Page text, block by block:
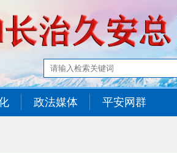
政法媒体 平安网群